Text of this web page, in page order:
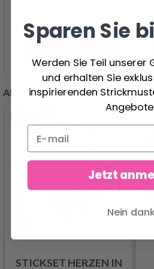
ANDERE KUNDEN KAUFTEN
STICKSET HERZEN IN
Sparen Sie
Werden Sie Teil
und erhalten Sie
inspirierenden
Jetzt
Nein